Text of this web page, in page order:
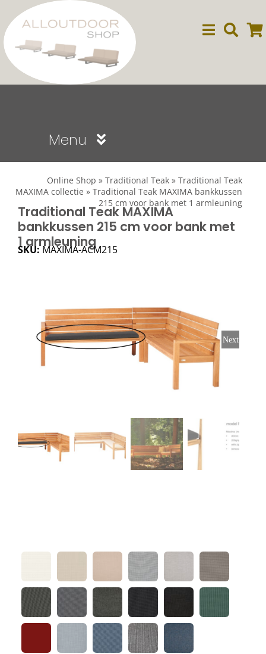
naar
inhoud
Menu
Dining
Lounge
Bijzettafels
Deck Chairs + voetbanken
Buitenkleden
Online Shop » Traditional Teak » Traditional Teak
MAXIMA collectie » Traditional Teak MAXIMA bankkussen
215 cm voor bank met 1 armleuning
Traditional Teak MAXIMA
bankkussen 215 cm voor bank met
1 armleuning
SKU:MAXIMA-ACM215
Next